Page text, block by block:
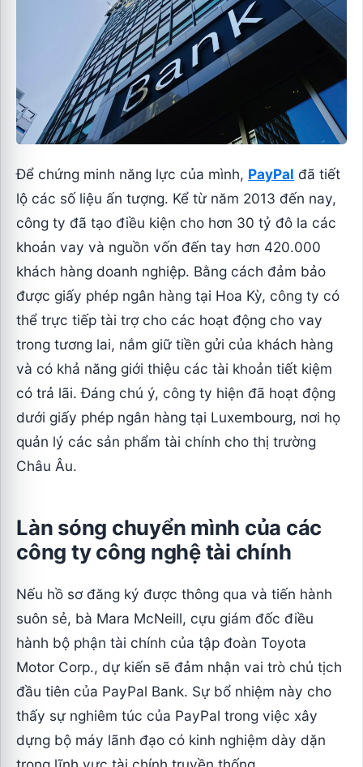
Để chứng minh năng lực của mình, PayPal đã tiết
lộ các số liệu ấn tượng. Kể từ năm 2013 đến nay,
công ty đã tạo điều kiện cho hơn 30 tỷ đô la các
khoản vay và nguồn vốn đến tay hơn 420.000
khách hàng doanh nghiệp. Bằng cách đảm bảo
được giấy phép ngân hàng tại Hoa Kỳ, công ty có
thể trực tiếp tài trợ cho các hoạt động cho vay
trong tương lai, nắm giữ tiền gửi của khách hàng
và có khả năng giới thiệu các tài khoản tiết kiệm
có trả lãi. Đáng chú ý, công ty hiện đã hoạt động
dưới giấy phép ngân hàng tại Luxembourg, nơi họ
quản lý các sản phẩm tài chính cho thị trường
Châu Âu.
Làn sóng chuyển mình của các
công ty công nghệ tài chính
Nếu hồ sơ đăng ký được thông qua và tiến hành
suôn sẻ, bà Mara McNeill, cựu giám đốc điều
hành bộ phận tài chính của tập đoàn Toyota
Motor Corp., dự kiến sẽ đảm nhận vai trò chủ tịch
đầu tiên của PayPal Bank. Sự bổ nhiệm này cho
thấy sự nghiêm túc của PayPal trong việc xây
dựng bộ máy lãnh đạo có kinh nghiệm dày dặn